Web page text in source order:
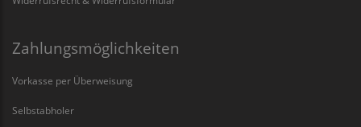
Zahlungsmöglichkeiten
Vorkasse per Überweisung
Selbstabholer